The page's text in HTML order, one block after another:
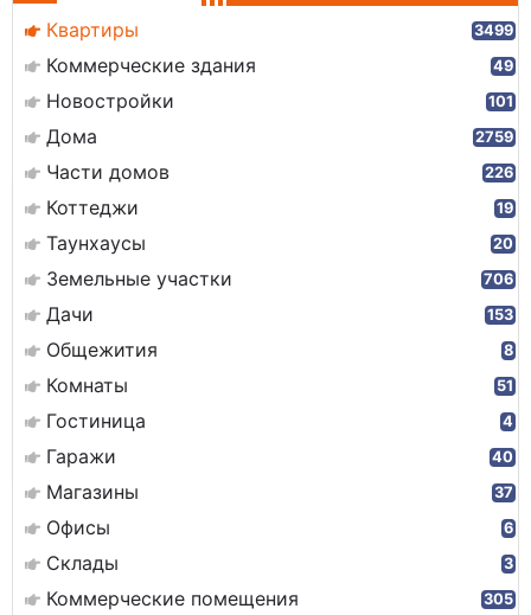
Квартиры 3499
Коммерческие здания 49
Новостройки 101
Дома 2759
Части домов 226
Коттеджи 19
Таунхаусы 20
Земельные участки 706
Дачи 153
Общежития 8
Комнаты 51
Гостиница 4
Гаражи 40
Магазины 37
Офисы 6
Склады 3
Коммерческие помещения 305